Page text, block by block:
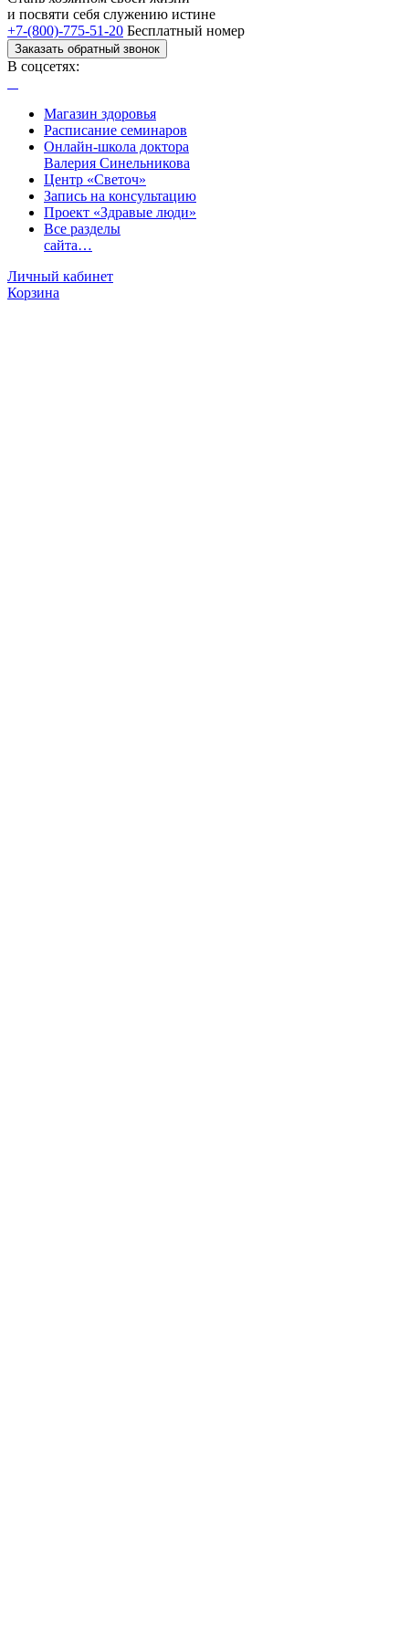
и посвяти себя служению истине
+7-(800)-775-51-20 Бесплатный номер
Заказать обратный звонок
В соцсетях:
Магазин здоровья
Расписание семинаров
Онлайн-школа доктора
Валерия Синельникова
Центр «Светоч»
Запись на консультацию
Проект «Здравые люди»
Все разделы
сайта…
Личный кабинет
Корзина